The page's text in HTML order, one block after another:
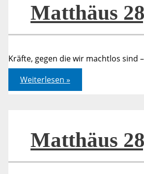
Matthäus
Kräfte, gegen die wir machtlos sind
Matthäus
28,1-
10
Weiterlesen »
Matthäus